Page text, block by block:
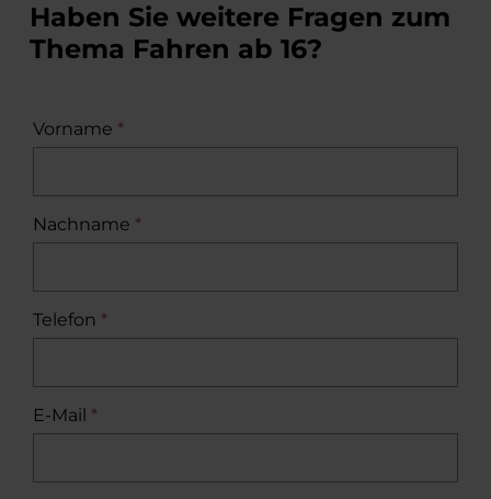
Haben Sie weitere Fragen zum
Thema Fahren ab 16?
Vorname *
Nachname *
Telefon *
E-Mail *